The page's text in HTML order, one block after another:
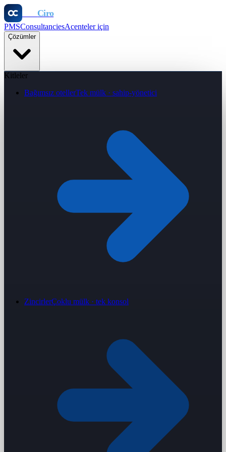
Ciro
PMSConsultanciesAcenteler için
Çözümler
Kitleler
Bağımsız otellerTek mülk · sahip-yönetici
ZincirlerÇoklu mülk · tek konsol